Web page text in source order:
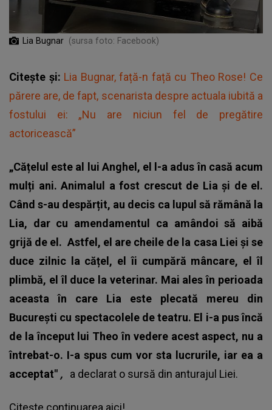
Lia Bugnar (sursa foto: Facebook)
Citește și: Lia Bugnar, față-n față cu Theo Rose! Ce
părere are, de fapt, scenarista despre actuala iubită a
fostului ei: „Nu are niciun fel de pregătire
actoricească”
„Cățelul este al lui Anghel, el l-a adus în casă acum
mulți ani. Animalul a fost crescut de Lia și de el.
Când s-au despărțit, au decis ca lupul să rămână la
Lia, dar cu amendamentul ca amândoi să aibă
grijă de el. Astfel, el are cheile de la casa Liei și se
duce zilnic la cățel, el îi cumpără mâncare, el îl
plimbă, el îl duce la veterinar. Mai ales în perioada
aceasta în care Lia este plecată mereu din
București cu spectacolele de teatru. El i-a pus încă
de la început lui Theo în vedere acest aspect, nu a
întrebat-o. I-a spus cum vor sta lucrurile, iar ea a
acceptat" , a declarat o sursă din anturajul Liei.
Citește continuarea aici!